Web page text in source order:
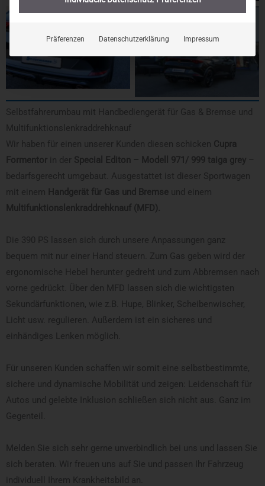
Selbstfahrerumbau mit Handbediengerät für Gas & Bremse und
Multifunktionslenkraddrehknauf
Wir haben für einen unserer Kunden diesen schicken Cupra
Formentor in der Special Editon – Modell 971/ 999 taiga grey –
bedarfsgerecht umgebaut. Ausgestattet ist dieser Sportwagen
mit einem Handgerät für Gas und Bremse und einem
Multifunktionslenkraddrehknauf (MFD).
Die 390 PS lassen sich durch unsere Anpassungen ganz
bequem mit nur einer Hand steuern. Zum Gas geben wird der
ergonomische Hebel herunter gedreht und zum Abbremsen nach
vorne gedrückt. Über den MFD lassen sich die wichtigsten
Sekundärfunktionen, wie z.B. Hupe, Blinker, Scheibenwischer,
Licht usw. regulieren. Außerdem ist ein sicheres und
einhändiges Lenken möglich.
Für unseren Kunden schaffen wir somit eine selbstbestimmte,
sichere und dynamische Mobilität und zeigen: Leidenschaft für
Autos und gelebte Inklusion schließen sich nicht aus. Ganz im
Gegenteil.
Melden Sie sich sehr gerne unverbindlich bei uns und lassen Sie
sich beraten. Wir freuen uns auf Sie und passen Ihr Fahrzeug
individuell Ihrem Krankheitsbild an.
Präferenzen Datenschutzerklärung Impressum